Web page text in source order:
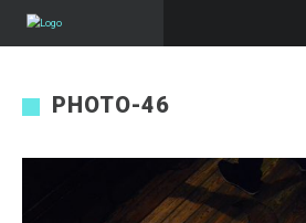
PHOTO-46